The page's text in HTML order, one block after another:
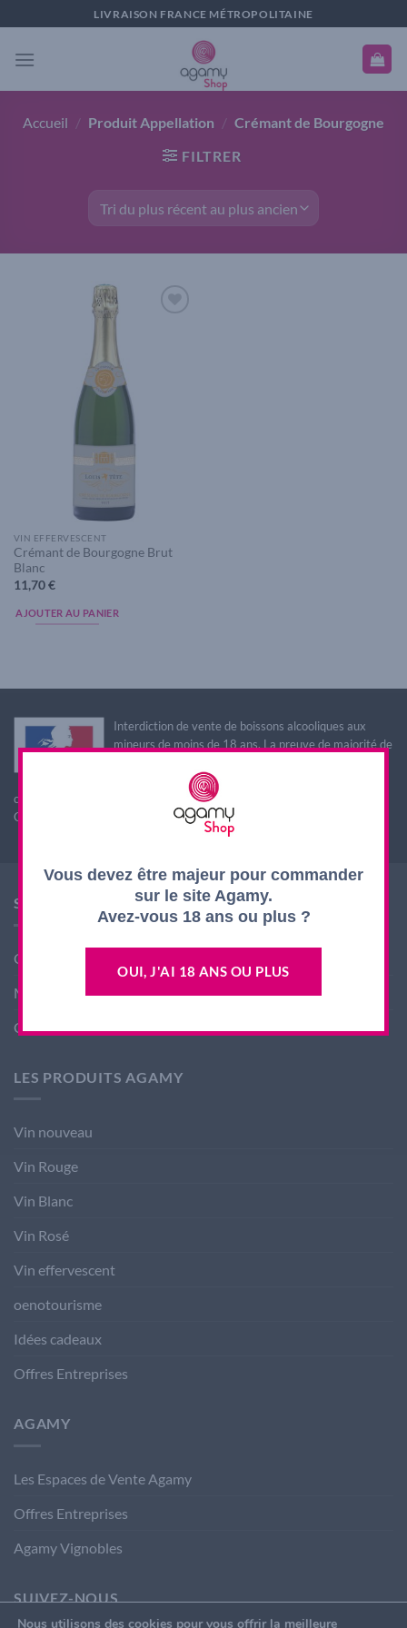
au
contenu
LIVRAISON FRANCE MÉTROPOLITAINE
Accueil / Produit Appellation / Crémant de Bourgogne
FILTRER
VIN EFFERVESCENT
Crémant de Bourgogne Brut
Blanc
11,70€
AJOUTER AU PANIER
Interdiction de vente de boissons alcooliques aux
mineurs de moins de 18 ans. La preuve de majorité de
L'abus d'alcool est dangereux pour la santé, à
consommer avec modération
CODE DE LA SANTE PUBLIQUE, ART. L. 3342-1 et L. 3353-3
SHOP AGAMY
Conditions générales de ventes
Mentions légales
Contact
LES PRODUITS AGAMY
Vin nouveau
Vin Rouge
Vin Blanc
Vin Rosé
Vin effervescent
oenotourisme
Idées cadeaux
Offres Entreprises
AGAMY
Les Espaces de Vente Agamy
Offres Entreprises
Agamy Vignobles
SUIVEZ-NOUS
Vous devez être majeur pour commander
sur le site Agamy.
Avez-vous 18 ans ou plus ?
OUI, J'AI 18 ANS OU PLUS
Nous utilisons des cookies pour vous offrir la meilleure